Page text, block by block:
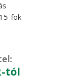
fok
tól